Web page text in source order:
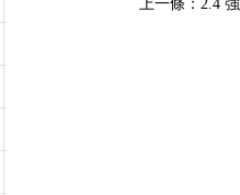
上一條：2.4